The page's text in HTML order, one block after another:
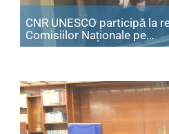
CNR UNESCO participă la
Comisiilor Naționale pe…